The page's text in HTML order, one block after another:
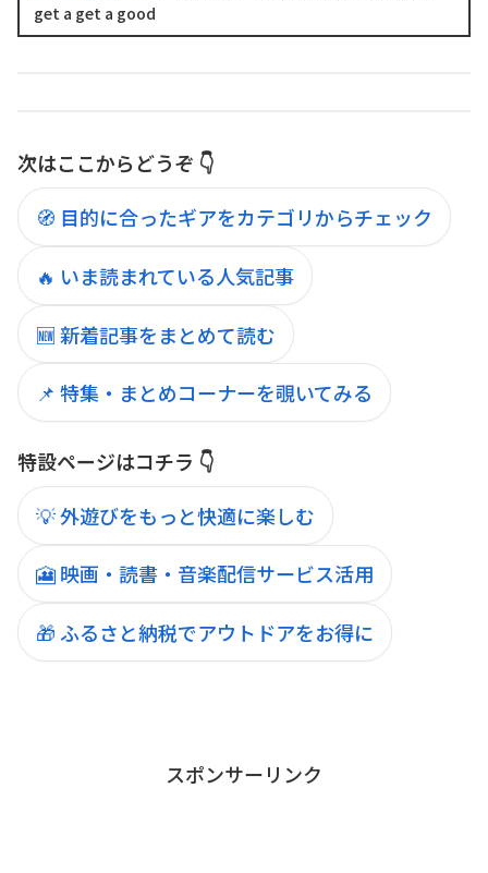
get a get a good
次はここからどうぞ 👇
🧭 目的に合ったギアをカテゴリからチェック
🔥 いま読まれている人気記事
🆕 新着記事をまとめて読む
📌 特集・まとめコーナーを覗いてみる
特設ページはコチラ 👇
💡 外遊びをもっと快適に楽しむ
🎦 映画・読書・音楽配信サービス活用
🎁 ふるさと納税でアウトドアをお得に
スポンサーリンク